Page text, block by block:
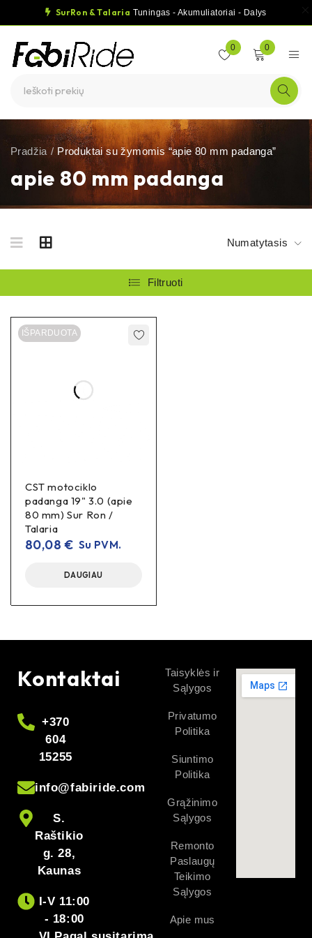
SurRon & Talaria Tuningas - Akumuliatoriai - Dalys
0 0
apie 80 mm padanga
Pradžia / Produktai su žymomis “apie 80 mm padanga”
Numatytasis
Filtruoti
IŠPARDUOTA
CST motociklo
padanga 19" 3.0 (apie
80 mm) Sur Ron /
Talaria
80,08€ Su PVM.
DAUGIAU
Kontaktai
+370
604
15255
info@fabiride.com
S.
Raštikio
g. 28,
Kaunas
I-V 11:00
- 18:00
Taisyklės ir
Sąlygos
Privatumo
Politika
Siuntimo
Politika
Grąžinimo
Sąlygos
Remonto
Paslaugų
Teikimo
Sąlygos
Apie mus